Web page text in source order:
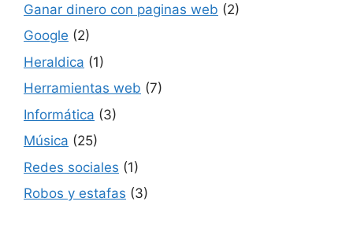
Ganar dinero con paginas web (2)
Google (2)
Heraldica (1)
Herramientas web (7)
Informática (3)
Música (25)
Redes sociales (1)
Robos y estafas (3)